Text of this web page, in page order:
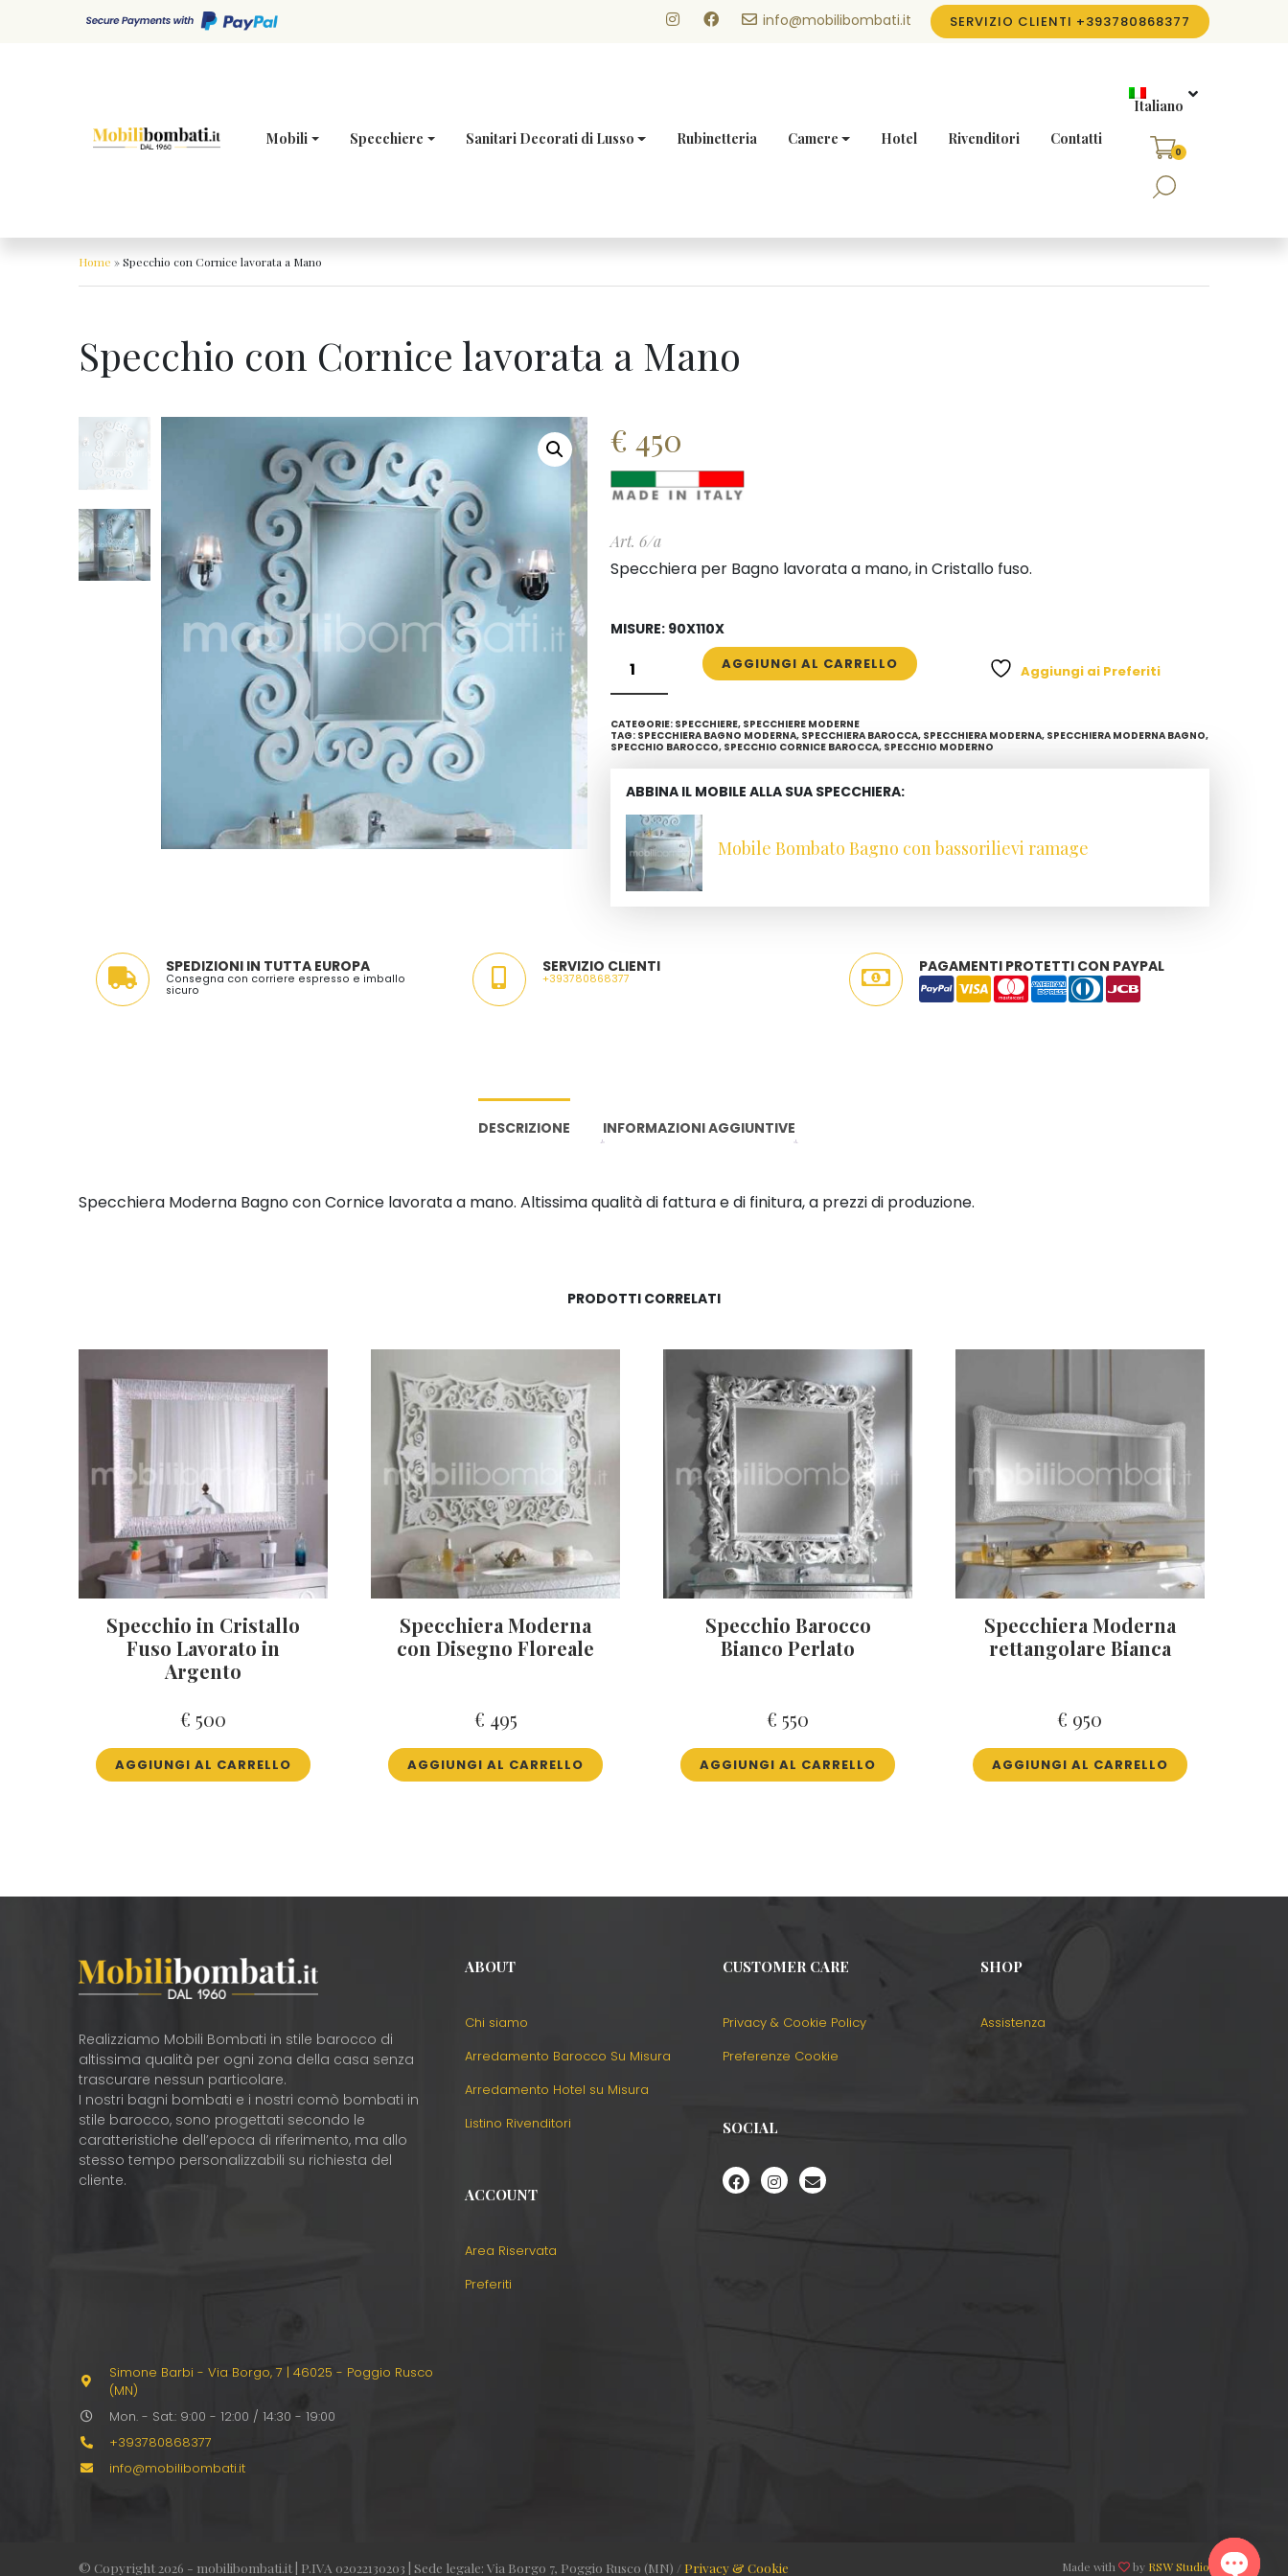
info@mobilibombati.it SERVIZIO CLIENTI +393780868377
Mobili Specchiere Sanitari Decorati di Lusso Rubinetteria Camere Hotel Rivenditori Contatti
Italiano
0
Home »Specchio con Cornice lavorata a Mano
Specchio con Cornice lavorata a Mano
€ 450
Art. 6/a
Specchiera per Bagno lavorata a mano, in Cristallo fuso.
MISURE: 90X110X
LAVORATA
MANO
AGGIUNGI AL CARRELLO Aggiungi ai Preferiti
CATEGORIE: SPECCHIERE, SPECCHIERE MODERNE
TAG: SPECCHIERA BAGNO MODERNA, SPECCHIERA BAROCCA, SPECCHIERA MODERNA, SPECCHIERA MODERNA BAGNO,
SPECCHIO BAROCCO, SPECCHIO CORNICE BAROCCA, SPECCHIO MODERNO
ABBINA IL MOBILE ALLA SUA SPECCHIERA:
Mobile Bombato Bagno con bassorilievi ramage
SPEDIZIONI IN TUTTA EUROPA
Consegna con corriere espresso e imballo
sicuro
SERVIZIO CLIENTI
+393780868377
PAGAMENTI PROTETTI CON PAYPAL
DESCRIZIONE INFORMAZIONI AGGIUNTIVE
Specchiera Moderna Bagno con Cornice lavorata a mano. Altissima qualità di fattura e di finitura, a prezzi di produzione.
PRODOTTI CORRELATI
Specchio in Cristallo
Fuso Lavorato in
Argento
€ 500
AGGIUNGI AL CARRELLO
Specchiera Moderna
con Disegno Floreale
€ 495
AGGIUNGI AL CARRELLO
Specchio Barocco
Bianco Perlato
€ 550
AGGIUNGI AL CARRELLO
Specchiera Moderna
rettangolare Bianca
€ 950
AGGIUNGI AL CARRELLO
Realizziamo Mobili Bombati in stile barocco di
altissima qualità per ogni zona della casa senza
trascurare nessun particolare.
I nostri bagni bombati e i nostri comò bombati in
stile barocco, sono progettati secondo le
caratteristiche dell’epoca di riferimento, ma allo
stesso tempo personalizzabili su richiesta del
cliente.
Simone Barbi - Via Borgo, 7 |46025 - Poggio Rusco
(MN)
Mon. - Sat.: 9:00 - 12:00 / 14:30 - 19:00
+393780868377
info@mobilibombati.it
ABOUT
Chi siamo
Arredamento Barocco Su Misura
Arredamento Hotel su Misura
Listino Rivenditori
ACCOUNT
Area Riservata
Preferiti
CUSTOMER CARE
Privacy & Cookie Policy
Preferenze Cookie
SOCIAL
SHOP
Assistenza
© Copyright 2026 - mobilibombati.it | P.IVA 02022130203 | Sede legale: Via Borgo 7, Poggio Rusco (MN) / Privacy & Cookie Made with by RSW Studio